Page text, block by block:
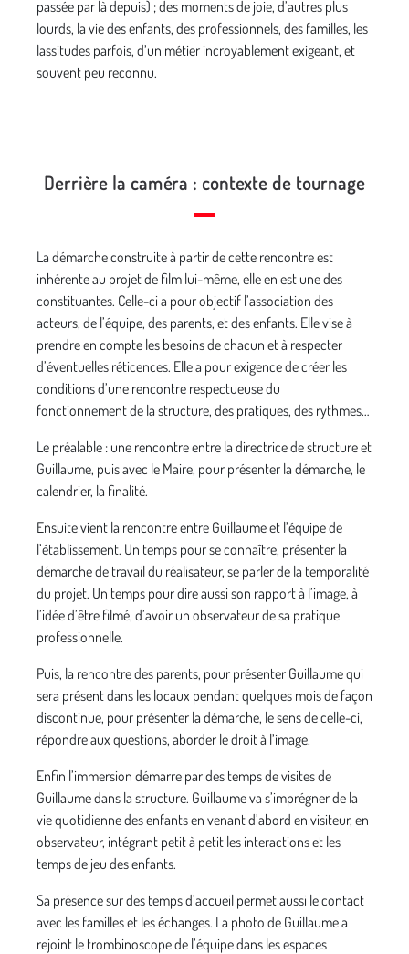
passée par là depuis) ; des moments de joie, d’autres plus
lourds, la vie des enfants, des professionnels, des familles, les
lassitudes parfois, d’un métier incroyablement exigeant, et
souvent peu reconnu.
Derrière la caméra : contexte de tournage
La démarche construite à partir de cette rencontre est
inhérente au projet de film lui-même, elle en est une des
constituantes. Celle-ci a pour objectif l’association des
acteurs, de l’équipe, des parents, et des enfants. Elle vise à
prendre en compte les besoins de chacun et à respecter
d’éventuelles réticences. Elle a pour exigence de créer les
conditions d’une rencontre respectueuse du
fonctionnement de la structure, des pratiques, des rythmes…
Le préalable : une rencontre entre la directrice de structure et
Guillaume, puis avec le Maire, pour présenter la démarche, le
calendrier, la finalité.
Ensuite vient la rencontre entre Guillaume et l’équipe de
l’établissement. Un temps pour se connaître, présenter la
démarche de travail du réalisateur, se parler de la temporalité
du projet. Un temps pour dire aussi son rapport à l’image, à
l’idée d’être filmé, d’avoir un observateur de sa pratique
professionnelle.
Puis, la rencontre des parents, pour présenter Guillaume qui
sera présent dans les locaux pendant quelques mois de façon
discontinue, pour présenter la démarche, le sens de celle-ci,
répondre aux questions, aborder le droit à l’image.
Enfin l’immersion démarre par des temps de visites de
Guillaume dans la structure. Guillaume va s’imprégner de la
vie quotidienne des enfants en venant d’abord en visiteur, en
observateur, intégrant petit à petit les interactions et les
temps de jeu des enfants.
Sa présence sur des temps d’accueil permet aussi le contact
avec les familles et les échanges. La photo de Guillaume a
rejoint le trombinoscope de l’équipe dans les espaces